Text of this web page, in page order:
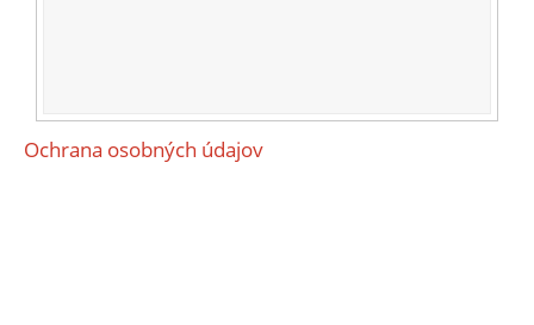
Ochrana osobných údajov